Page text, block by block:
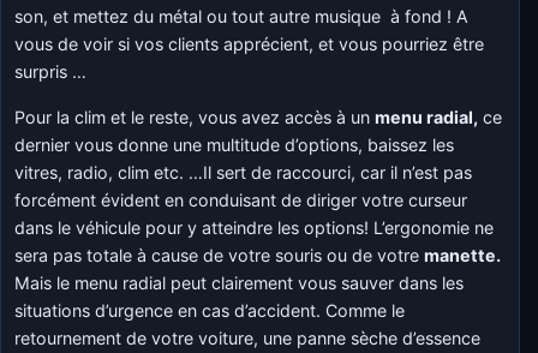
son, et mettez du métal ou tout autre musique à fond ! A
vous de voir si vos clients apprécient, et vous pourriez être
surpris …
Pour la clim et le reste, vous avez accès à unmenu radial, ce
dernier vous donne une multitude d’options, baissez les
vitres, radio, clim etc. …Il sert de raccourci, car il n’est pas
forcément évident en conduisant de diriger votre curseur
dans le véhicule pour y atteindre les options! L’ergonomie ne
sera pas totale à cause de votre souris ou de votremanette.
Mais le menu radial peut clairement vous sauver dans les
situations d’urgence en cas d’accident. Comme le
retournement de votre voiture, une panne sèche d’essence